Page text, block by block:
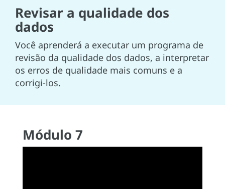
Revisar a qualidade dos
dados
Você aprenderá a executar um programa de
revisão da qualidade dos dados, a interpretar
os erros de qualidade mais comuns e a
corrigi-los.
Módulo 7